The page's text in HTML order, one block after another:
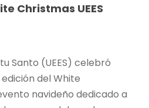
Christmas UEES
Santo (UEES) celebró
del White
navideño dedicado a